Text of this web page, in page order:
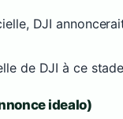
DJI
de DJI à ce
idealo)